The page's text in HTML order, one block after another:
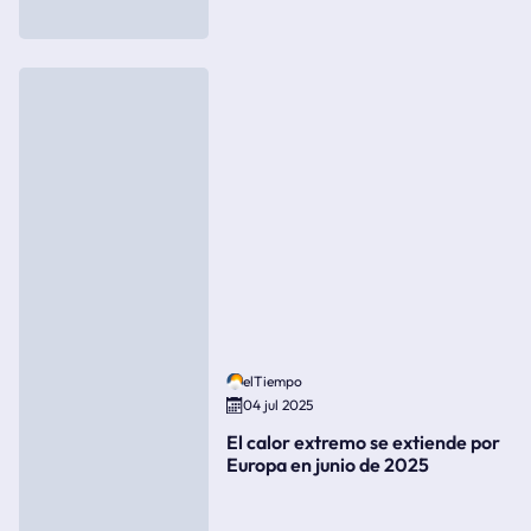
elTiempo
04 jul 2025
El calor extremo se extiende por
Europa en junio de 2025